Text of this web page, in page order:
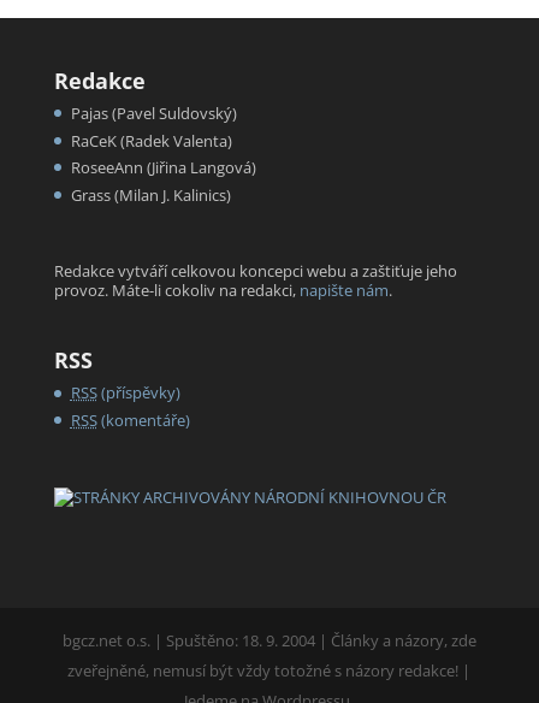
Redakce
Pajas (Pavel Suldovský)
RaCeK (Radek Valenta)
RoseeAnn (Jiřina Langová)
Grass (Milan J. Kalinics)
Redakce vytváří celkovou koncepci webu a zaštiťuje jeho
provoz. Máte-li cokoliv na redakci, napište nám.
RSS
RSS(příspěvky)
RSS(komentáře)
bgcz.net o.s. | Spuštěno: 18. 9. 2004 | Články a názory, zde
zveřejněné, nemusí být vždy totožné s názory redakce! |